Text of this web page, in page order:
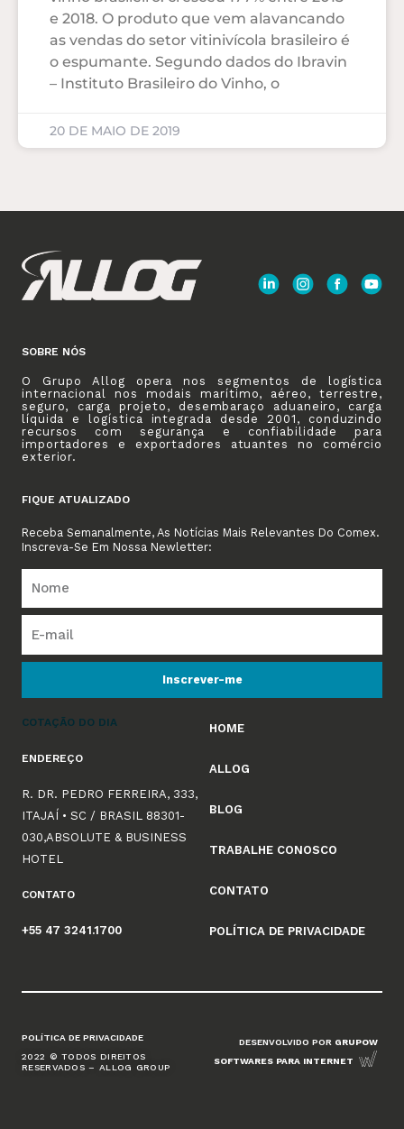
e 2018. O produto que vem alavancando
as vendas do setor vitinivícola brasileiro é
o espumante. Segundo dados do Ibravin
– Instituto Brasileiro do Vinho, o
20 DE MAIO DE 2019
SOBRE NÓS
O Grupo Allog opera nos segmentos de logística
internacional nos modais marítimo, aéreo, terrestre,
seguro, carga projeto, desembaraço aduaneiro, carga
líquida e logística integrada desde 2001, conduzindo
recursos com segurança e confiabilidade para
importadores e exportadores atuantes no comércio
exterior.
FIQUE ATUALIZADO
Receba Semanalmente, As Notícias Mais Relevantes Do Comex.
Inscreva-Se Em Nossa Newletter:
Inscrever-me
COTAÇÃO DO DIA
ENDEREÇO
R. DR. PEDRO FERREIRA, 333,
ITAJAÍ • SC / BRASIL 88301-
030,ABSOLUTE & BUSINESS
HOTEL
CONTATO
+55 47 3241.1700
HOME
ALLOG
BLOG
TRABALHE CONOSCO
CONTATO
POLÍTICA DE PRIVACIDADE
POLÍTICA DE PRIVACIDADE
2022 © TODOS DIREITOS
RESERVADOS – ALLOG GROUP
DESENVOLVIDO POR GRUPOW
SOFTWARES PARA INTERNET